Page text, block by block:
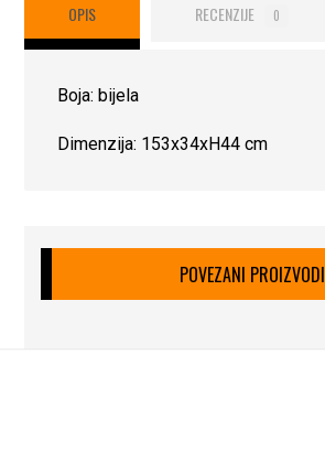
OPIS RECENZIJE 0
Boja: bijela
Dimenzija: 153x34xH44 cm
POVEZANI PROIZVODI